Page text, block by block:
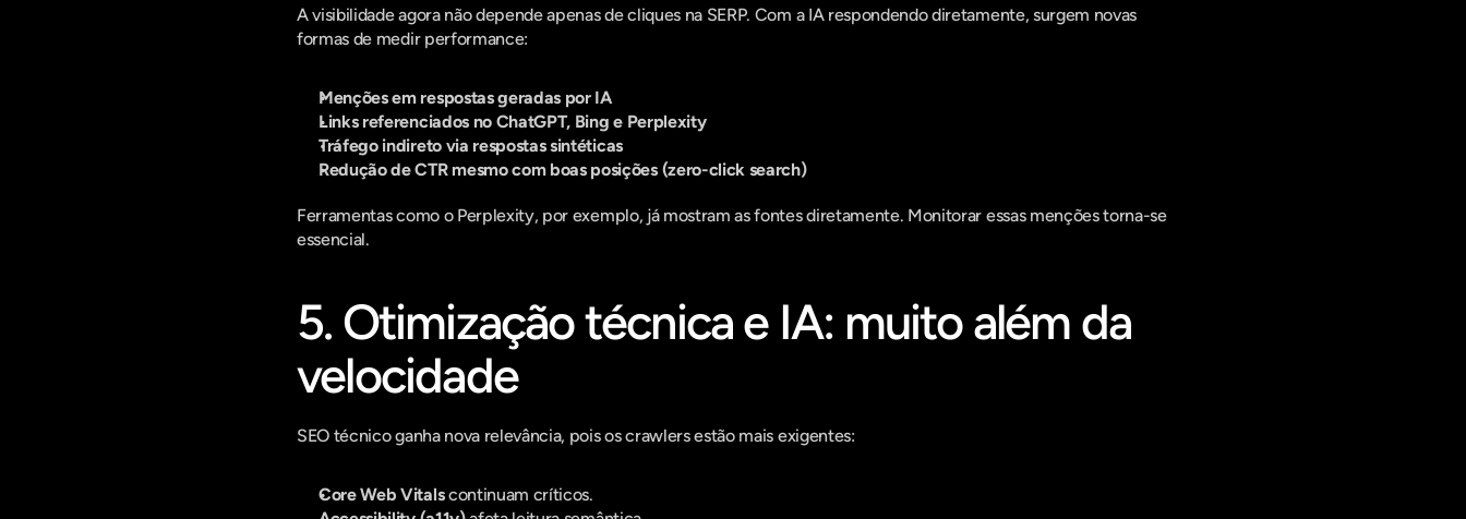
A visibilidade agora não depende apenas de cliques na SERP. Com a IA respondendo diretamente, surgem novas
formas de medir performance:
Menções em respostas geradas por IA
Links referenciados no ChatGPT, Bing e Perplexity
Tráfego indireto via respostas sintéticas
Redução de CTR mesmo com boas posições (zero-click search)
Ferramentas como o Perplexity, por exemplo, já mostram as fontes diretamente. Monitorar essas menções torna-se
essencial.
5. Otimização técnica e IA: muito além da
velocidade
SEO técnico ganha nova relevância, pois os crawlers estão mais exigentes:
Core Web Vitals continuam críticos.